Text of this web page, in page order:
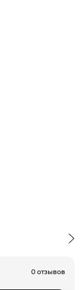
подтверждения
0 отзывов